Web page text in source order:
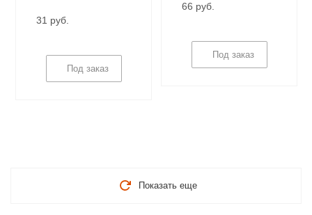
31 руб.
Под заказ
66 руб.
Под заказ
Показать еще